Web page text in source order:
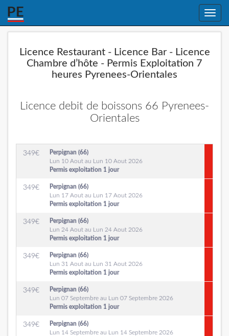
Toggle
Licence Restaurant - Licence Bar - Licence
Chambre d’hôte - Permis Exploitation 7
heures Pyrenees-Orientales
Licence debit de boissons 66 Pyrenees-
Orientales
349€
Perpignan (66)
Lun 10 Aout au Lun 10 Aout 2026
Permis exploitation 1 jour
349€
Perpignan (66)
Lun 17 Aout au Lun 17 Aout 2026
Permis exploitation 1 jour
349€
Perpignan (66)
Lun 24 Aout au Lun 24 Aout 2026
Permis exploitation 1 jour
349€
Perpignan (66)
Lun 31 Aout au Lun 31 Aout 2026
Permis exploitation 1 jour
349€
Perpignan (66)
Lun 07 Septembre au Lun 07 Septembre 2026
Permis exploitation 1 jour
349€
Perpignan (66)
Lun 14 Septembre au Lun 14 Septembre 2026